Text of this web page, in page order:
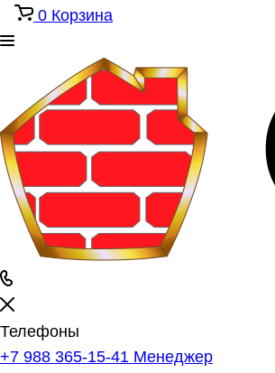
0 Корзина
Телефоны
+7 988 365-15-41 Менеджер